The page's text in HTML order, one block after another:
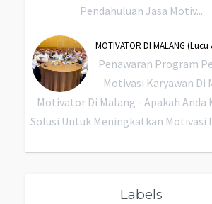
Pendahuluan Jasa Motiv...
MOTIVATOR DI MALANG
Penawaran Program
Motivasi Karyawan Di
Motivator Di Malang - Apakah Anda
Solusi Untuk Meningkatkan Motivasi
Labels